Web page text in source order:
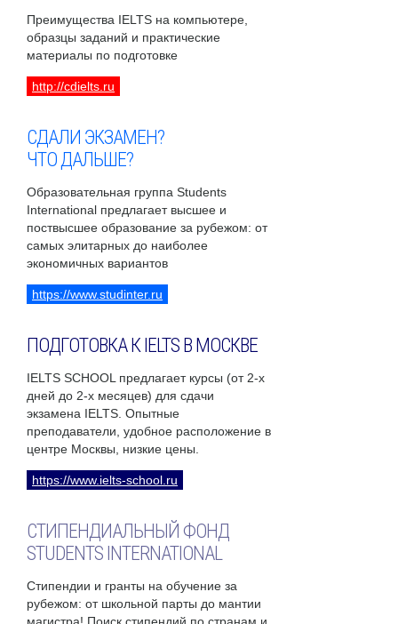
Преимущества IELTS на компьютере,
образцы заданий и практические
материалы по подготовке
http://cdielts.ru
СДАЛИ ЭКЗАМЕН?
ЧТО ДАЛЬШЕ?
Образовательная группа Students
International предлагает высшее и
поствысшее образование за рубежом: от
самых элитарных до наиболее
экономичных вариантов
https://www.studinter.ru
ПОДГОТОВКА К IELTS В МОСКВЕ
IELTS SCHOOL предлагает курсы (от 2-х
дней до 2-х месяцев) для сдачи
экзамена IELTS. Опытные
преподаватели, удобное расположение в
центре Москвы, низкие цены.
https://www.ielts-school.ru
СТИПЕНДИАЛЬНЫЙ ФОНД
STUDENTS INTERNATIONAL
Стипендии и гранты на обучение за
рубежом: от школьной парты до мантии